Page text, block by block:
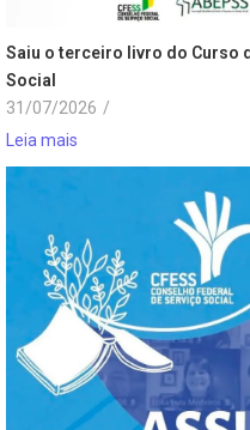
Saiu o terceiro livro do Curso
Social
31/07/2026 /
Leia mais